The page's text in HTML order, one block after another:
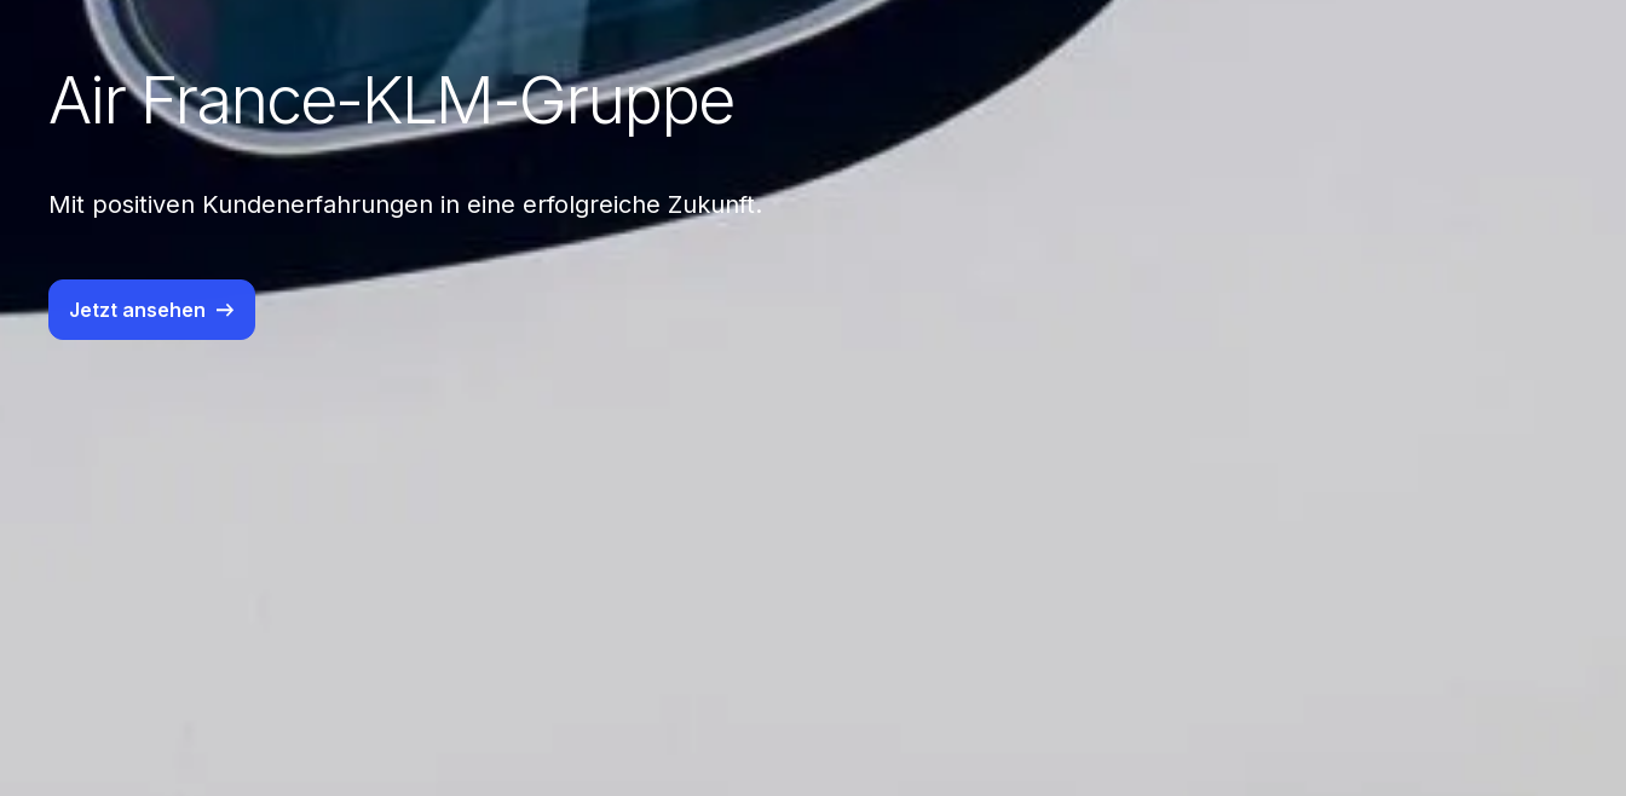
Air France-KLM-Gruppe
Mit positiven Kundenerfahrungen in eine erfolgreiche Zukunft.
Jetzt ansehen